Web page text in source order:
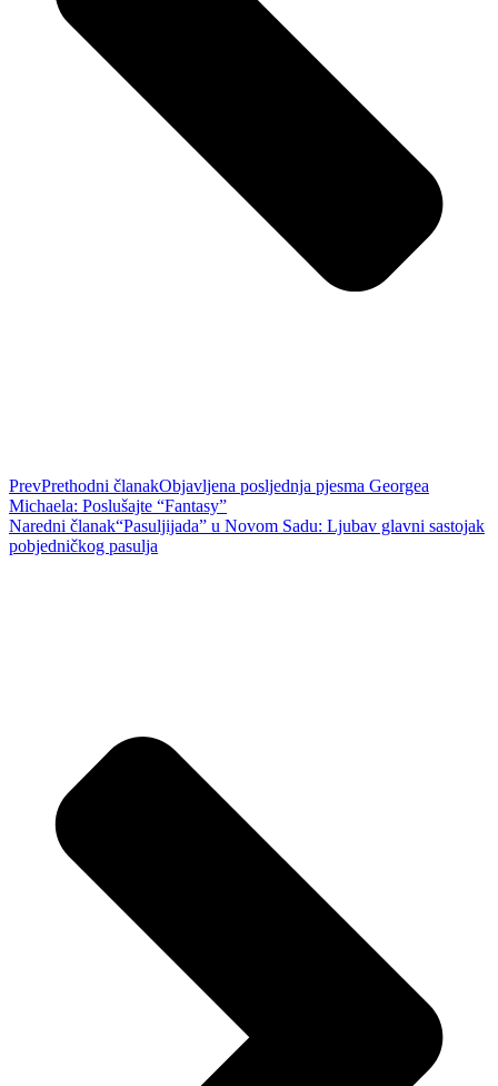
PrevPrethodni članakObjavljena posljednja pjesma Georgea
Michaela: Poslušajte “Fantasy”
Naredni članak“Pasuljijada” u Novom Sadu: Ljubav glavni sastojak
pobjedničkog pasulja